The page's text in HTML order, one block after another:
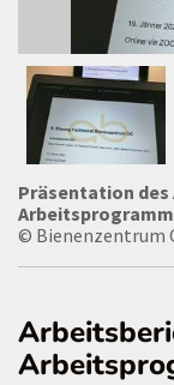
Präsentation des
© Bienenzentrum